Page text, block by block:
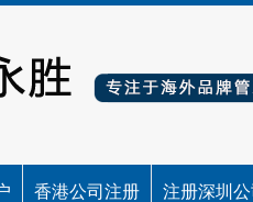
香港公司注册 注册深圳